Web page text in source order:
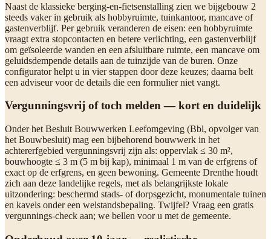
Naast de klassieke berging-en-fietsenstalling zien we bijgebouw 2
steeds vaker in gebruik als hobbyruimte, tuinkantoor, mancave of
gastenverblijf. Per gebruik veranderen de eisen: een hobbyruimte
vraagt extra stopcontacten en betere verlichting, een gastenverblijf
om geïsoleerde wanden en een afsluitbare ruimte, een mancave om
geluidsdempende details aan de tuinzijde van de buren. Onze
configurator helpt u in vier stappen door deze keuzes; daarna belt
een adviseur voor de details die een formulier niet vangt.
Vergunningsvrij of toch melden — kort en duidelijk
Onder het Besluit Bouwwerken Leefomgeving (Bbl, opvolger van
het Bouwbesluit) mag een bijbehorend bouwwerk in het
achtererfgebied vergunningsvrij zijn als: oppervlak ≤ 30 m²,
bouwhoogte ≤ 3 m (5 m bij kap), minimaal 1 m van de erfgrens of
exact op de erfgrens, en geen bewoning. Gemeente Drenthe houdt
zich aan deze landelijke regels, met als belangrijkste lokale
uitzondering: beschermd stads- of dorpsgezicht, monumentale tuinen
en kavels onder een welstandsbepaling. Twijfel? Vraag een gratis
vergunnings-check aan; we bellen voor u met de gemeente.